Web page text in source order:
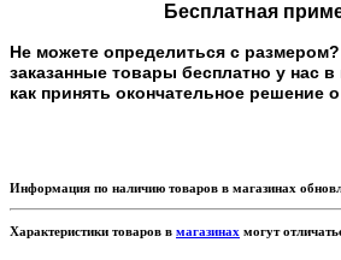
Бесплатная
Не можете определиться с
заказанные товары бесплатно у нас в
как принять окончательное решение о
Информация по наличию товаров в магазинах
Характеристики товаров в магазинах могут